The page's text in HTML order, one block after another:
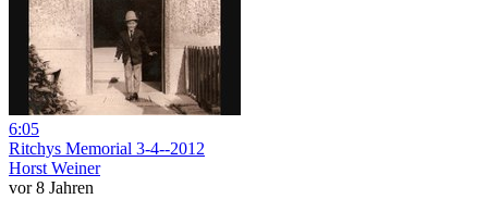
6:05
Ritchys Memorial 3-4--2012
Horst Weiner
vor 8 Jahren